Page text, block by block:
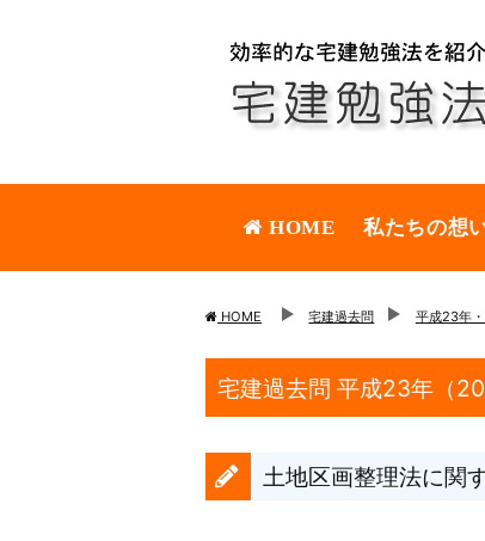
HOME 私たちの想
HOME 宅建過去問 平成23年
宅建過去問 平成23年（
土地区画整理法に関